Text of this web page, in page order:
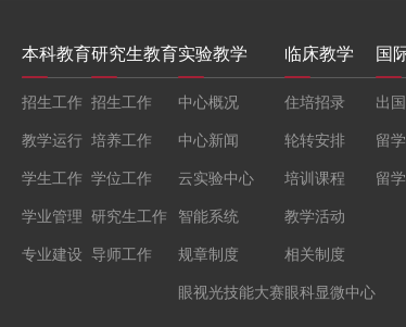
本科教育
招生工作
教学运行
学生工作
学业管理
专业建设
研究生教育
招生工作
培养工作
学位工作
研究生工作
导师工作
实验教学
中心概况
中心新闻
云实验中心
智能系统
规章制度
眼视光技能大赛
临床教学
住培招录
轮转安排
培训课程
教学活动
相关制度
眼科显微中心
国
出
留
留